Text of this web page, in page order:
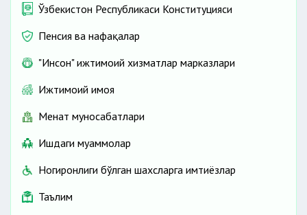
Ўзбекистон Республикаси Конституцияси
Пенсия ва нафақалар
"Инсон" ижтимоий хизматлар марказлари
Ижтимоий ҳимоя
Меҳнат муносабатлари
Ишдаги муаммолар
Ногиронлиги бўлган шахсларга имтиёзлар
Таълим